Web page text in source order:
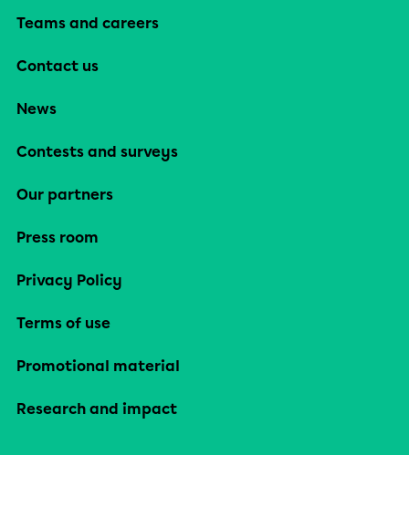
Teams and careers
Contact us
News
Contests and surveys
Our partners
Press room
Privacy Policy
Terms of use
Promotional material
Research and impact